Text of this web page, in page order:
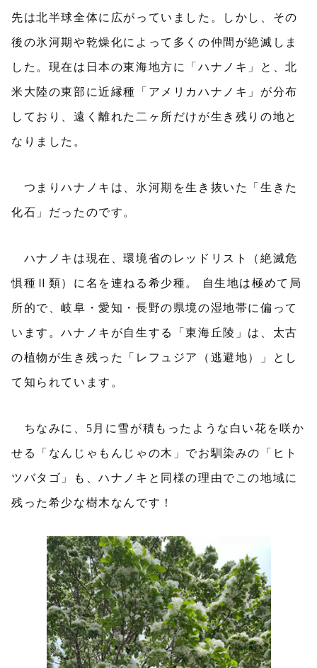
先は北半球全体に広がっていました。しかし、その
後の氷河期や乾燥化によって多くの仲間が絶滅しま
した。現在は日本の東海地方に「ハナノキ」と、北
米大陸の東部に近縁種「アメリカハナノキ」が分布
しており、遠く離れた二ヶ所だけが生き残りの地と
なりました。
つまりハナノキは、氷河期を生き抜いた「生きた
化石」だったのです。
ハナノキは現在、環境省のレッドリスト（絶滅危
惧種Ⅱ類）に名を連ねる希少種。 自生地は極めて局
所的で、岐阜・愛知・長野の県境の湿地帯に偏って
います。ハナノキが自生する「東海丘陵」は、太古
の植物が生き残った「レフュジア（逃避地）」とし
て知られています。
ちなみに、5月に雪が積もったような白い花を咲か
せる「なんじゃもんじゃの木」でお馴染みの「ヒト
ツバタゴ」も、ハナノキと同様の理由でこの地域に
残った希少な樹木なんです！